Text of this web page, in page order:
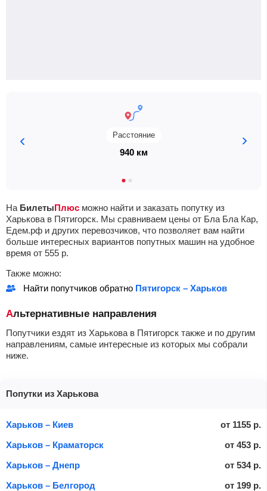
Расстояние
940 км
На БилетыПлюс можно найти и заказать попутку из
Харькова в Пятигорск. Мы сравниваем цены от Бла Бла Кар,
Едем.рф и других перевозчиков, что позволяет вам найти
больше интересных вариантов попутных машин на удобное
время от 555 р.
Также можно:
Найти попутчиков обратно Пятигорск – Харьков
Альтернативные направления
Попутчики ездят из Харькова в Пятигорск также и по другим
направлениям, самые интересные из которых мы собрали
ниже.
Попутки из Харькова
Харьков – Киев от 1155 р.
Харьков – Краматорск
от 453 р.
Харьков – Днепр
от 534 р.
Харьков – Белгород
от 199 р.